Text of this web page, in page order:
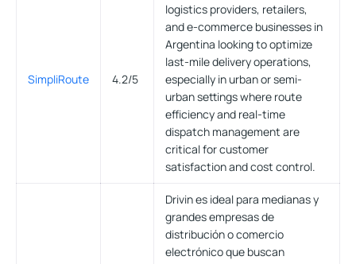
SimpliRoute 4.2/5
logistics providers, retailers,
and e-commerce businesses in
Argentina looking to optimize
last-mile delivery operations,
especially in urban or semi-
urban settings where route
efficiency and real-time
dispatch management are
critical for customer
satisfaction and cost control.
Drivin es ideal para medianas y
grandes empresas de
distribución o comercio
electrónico que buscan